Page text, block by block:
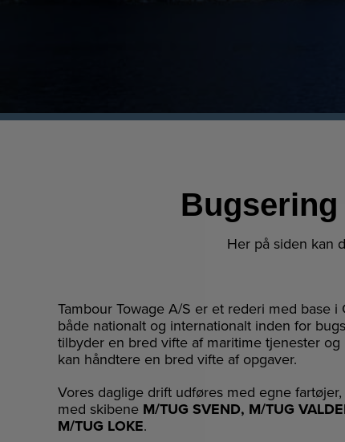
Her på siden kan
Tambour Towage A/S er et rederi med base
både nationalt og internationalt inden for
tilbyder en bred vifte af maritime tjenester
kan håndtere en bred vifte af opgaver.
Vores daglige drift udføres med egne
med skibene M/TUG SVEND, M/TUG
M/TUG LOKE.